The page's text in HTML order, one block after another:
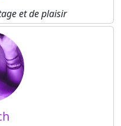
et de plaisir